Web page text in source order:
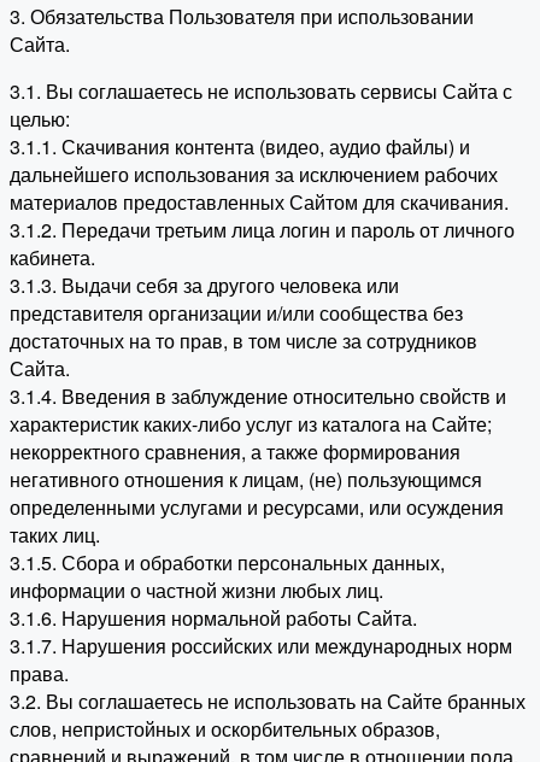
3. Обязательства Пользователя при использовании
Сайта.
3.1. Вы соглашаетесь не использовать сервисы Сайта с
целью:
3.1.1. Скачивания контента (видео, аудио файлы) и
дальнейшего использования за исключением рабочих
материалов предоставленных Сайтом для скачивания.
3.1.2. Передачи третьим лица логин и пароль от личного
кабинета.
3.1.3. Выдачи себя за другого человека или
представителя организации и/или сообщества без
достаточных на то прав, в том числе за сотрудников
Сайта.
3.1.4. Введения в заблуждение относительно свойств и
характеристик каких-либо услуг из каталога на Сайте;
некорректного сравнения, а также формирования
негативного отношения к лицам, (не) пользующимся
определенными услугами и ресурсами, или осуждения
таких лиц.
3.1.5. Сбора и обработки персональных данных,
информации о частной жизни любых лиц.
3.1.6. Нарушения нормальной работы Сайта.
3.1.7. Нарушения российских или международных норм
права.
3.2. Вы соглашаетесь не использовать на Сайте бранных
слов, непристойных и оскорбительных образов,
сравнений и выражений, в том числе в отношении пола,